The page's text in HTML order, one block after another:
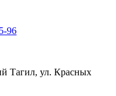
96
Тагил, ул. Красных